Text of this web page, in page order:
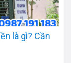
là gì? Cần